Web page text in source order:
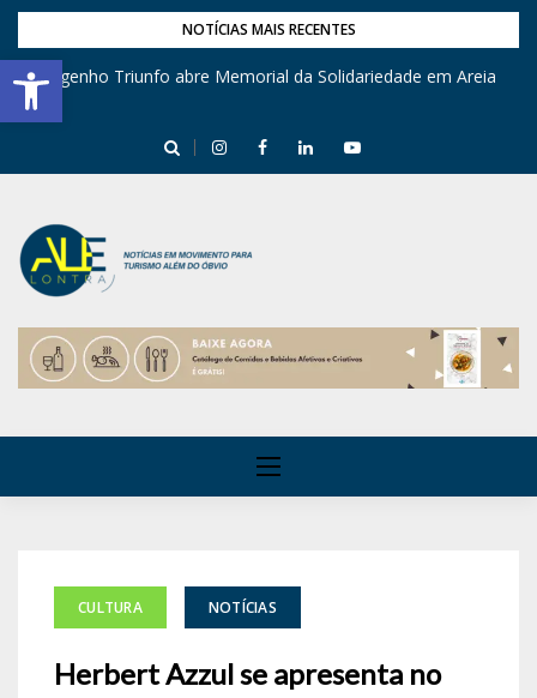
Barra de Ferramentas Aberta
NOTÍCIAS MAIS RECENTES
Engenho Triunfo abre Memorial da Solidariedade em Areia
CULTURA NOTÍCIAS
Herbert Azzul se apresenta no